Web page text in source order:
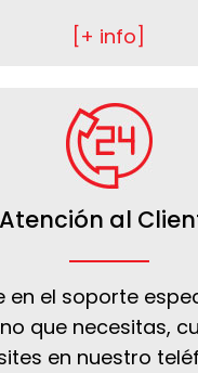
[+ info]
Atención al
en el soporte
que necesitas,
en nuestro